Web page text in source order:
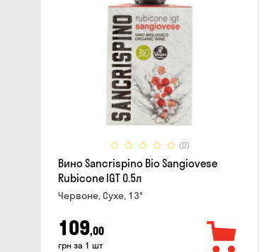
(0)
Вино Sancrispino Bio Sangiovese
Rubicone IGT 0.5л
Червоне, Сухе, 13°
109,00
грн за 1 шт